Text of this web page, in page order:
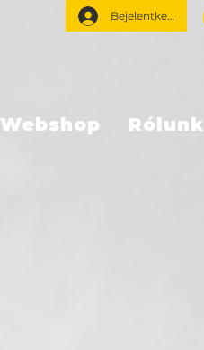
Bejelentkezés
Webshop Rólunk